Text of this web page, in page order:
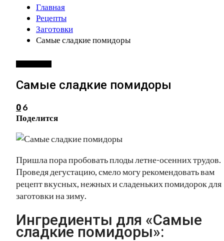
Главная
Рецепты
Заготовки
Самые сладкие помидоры
Самые сладкие помидоры
0 6
Поделится
Пришла пора пробовать плоды летне-осенних трудов.
Проведя дегустацию, смело могу рекомендовать вам
рецепт вкусных, нежных и сладеньких помидорок для
заготовки на зиму.
Ингредиенты для «Самые
сладкие помидоры»: